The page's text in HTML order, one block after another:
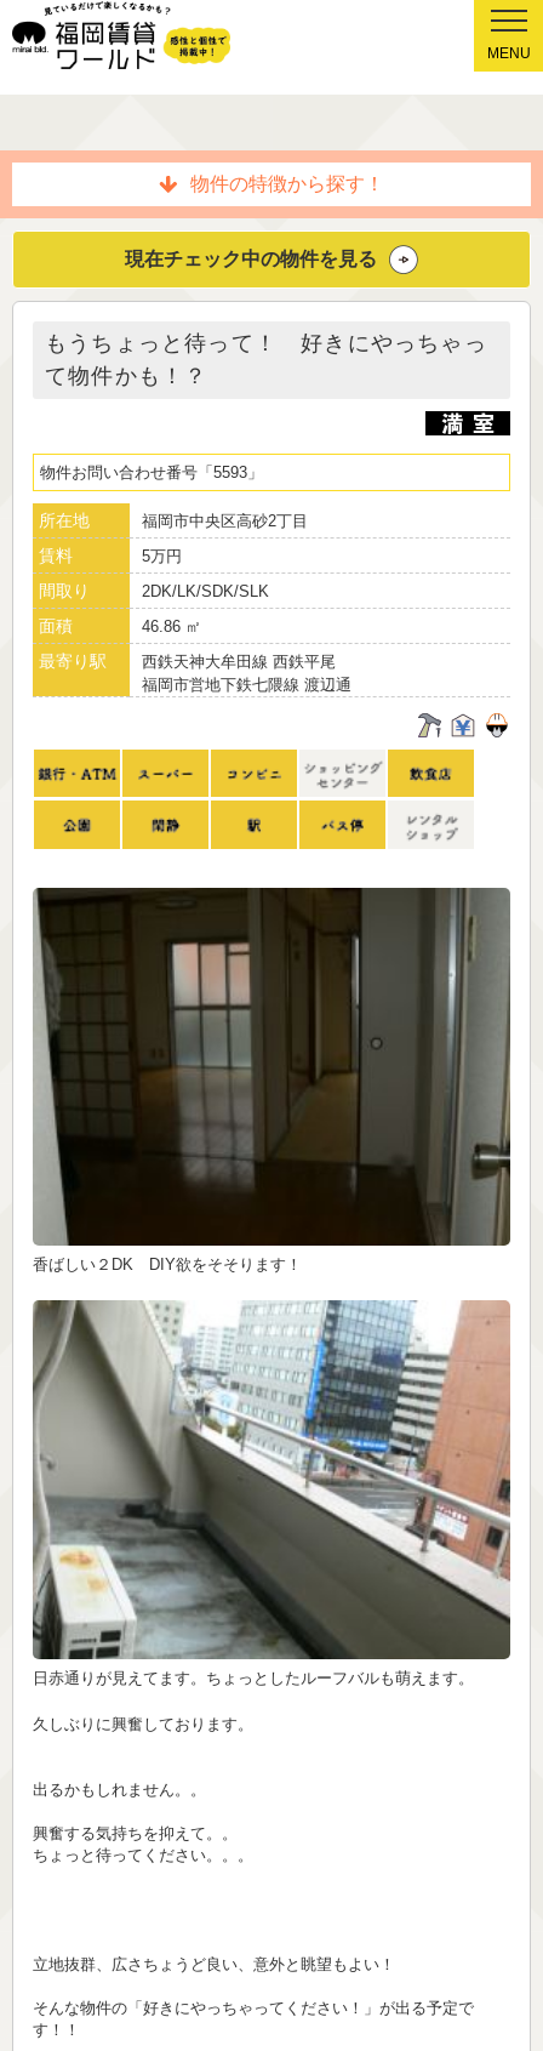
MENU
物件の特徴から探す！
現在チェック中の物件を見る
もうちょっと待って！ 好きにやっちゃっ
て物件かも！？
物件お問い合わせ番号 5593
所在地 福岡市中央区高砂2丁目
賃料 5万円
間取り 2DK/LK/SDK/SLK
面積 46.86 ㎡
最寄り駅
西鉄天神大牟田線 西鉄平尾
福岡市営地下鉄七隈線 渡辺通
久しぶりに興奮しております。
出るかもしれません。。
興奮する気持ちを抑えて。。
ちょっと待ってください。。。
立地抜群、広さちょうど良い、意外と眺望もよい！
そんな物件の「好きにやっちゃってください！」が出る予定で
す！！
香ばしい２DK DIY欲をそそります！
日赤通りが見えてます。ちょっとしたルーフバルも萌えます。